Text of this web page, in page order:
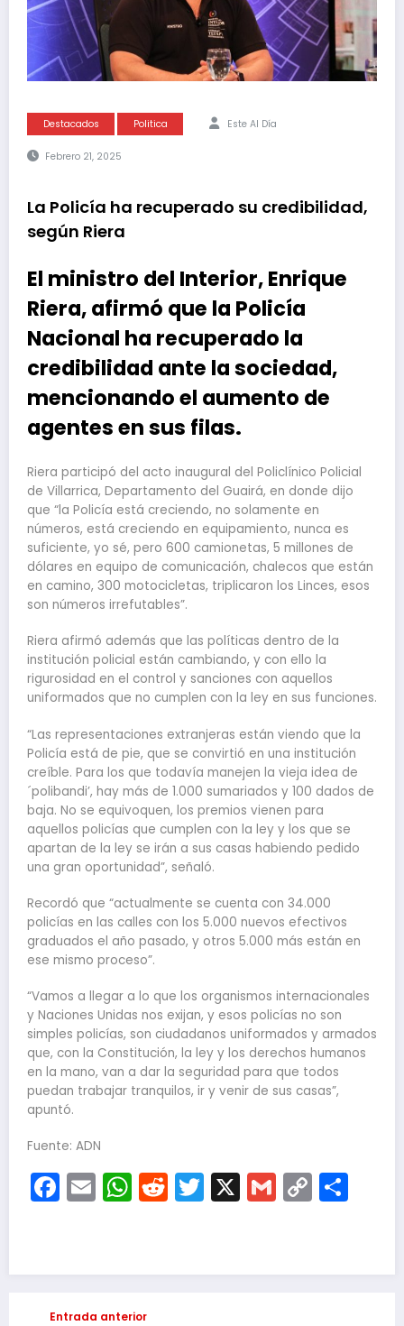
Destacados Politica Este Al Día
Febrero 21, 2025
La Policía ha recuperado su credibilidad,
según Riera
El ministro del Interior, Enrique
Riera, afirmó que la Policía
Nacional ha recuperado la
credibilidad ante la sociedad,
mencionando el aumento de
agentes en sus filas.
Riera participó del acto inaugural del Policlínico Policial
de Villarrica, Departamento del Guairá, en donde dijo
que “la Policía está creciendo, no solamente en
números, está creciendo en equipamiento, nunca es
suficiente, yo sé, pero 600 camionetas, 5 millones de
dólares en equipo de comunicación, chalecos que están
en camino, 300 motocicletas, triplicaron los Linces, esos
son números irrefutables”.
Riera afirmó además que las políticas dentro de la
institución policial están cambiando, y con ello la
rigurosidad en el control y sanciones con aquellos
uniformados que no cumplen con la ley en sus funciones.
“Las representaciones extranjeras están viendo que la
Policía está de pie, que se convirtió en una institución
creíble. Para los que todavía manejen la vieja idea de
´polibandi’, hay más de 1.000 sumariados y 100 dados de
baja. No se equivoquen, los premios vienen para
aquellos policías que cumplen con la ley y los que se
apartan de la ley se irán a sus casas habiendo pedido
una gran oportunidad”, señaló.
Recordó que “actualmente se cuenta con 34.000
policías en las calles con los 5.000 nuevos efectivos
graduados el año pasado, y otros 5.000 más están en
ese mismo proceso”.
“Vamos a llegar a lo que los organismos internacionales
y Naciones Unidas nos exijan, y esos policías no son
simples policías, son ciudadanos uniformados y armados
que, con la Constitución, la ley y los derechos humanos
en la mano, van a dar la seguridad para que todos
puedan trabajar tranquilos, ir y venir de sus casas”,
apuntó.
Fuente: ADN
Facebook
EmailWhatsApp
Reddit
Twitter
X Gmail
Copy
Entrada anterior